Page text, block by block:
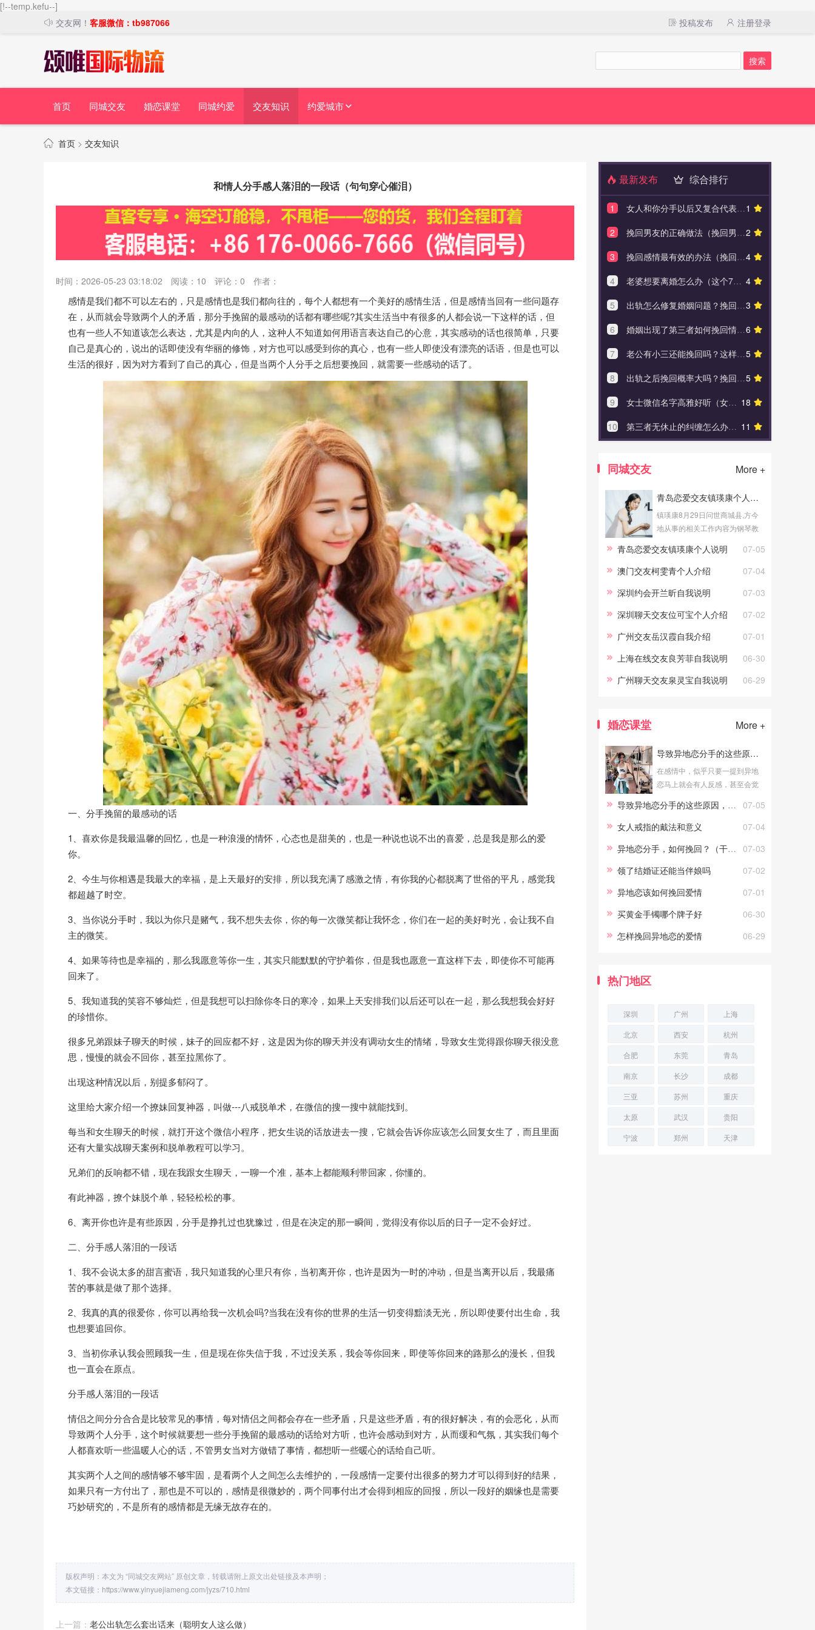
[!--temp.kefu--]
交友网！ 客服微信：tb987066 投稿发布 注册登录
首页 同城交友 婚恋课堂 同城约爱 交友知识 约爱城市
首页 > 交友知识
和情人分手感人落泪的一段话（句句穿心催泪）
时间：2026-05-23 03:18:02 阅读： 10 评论： 0 作者：
感情是我们都不可以左右的，只是感情也是我们都向往的，每个人都想有一个美好的感情生活，但是感情当回有一些问题存
在，从而就会导致两个人的矛盾，那分手挽留的最感动的话都有哪些呢?其实生活当中有很多的人都会说一下这样的话，但
也有一些人不知道该怎么表达，尤其是内向的人，这种人不知道如何用语言表达自己的心意，其实感动的话也很简单，只要
自己是真心的，说出的话即使没有华丽的修饰，对方也可以感受到你的真心，也有一些人即使没有漂亮的话语，但是也可以
生活的很好，因为对方看到了自己的真心，但是当两个人分手之后想要挽回，就需要一些感动的话了。
一、分手挽留的最感动的话
1、喜欢你是我最温馨的回忆，也是一种浪漫的情怀，心态也是甜美的，也是一种说也说不出的喜爱，总是我是那么的爱
你。
2、今生与你相遇是我最大的幸福，是上天最好的安排，所以我充满了感激之情，有你我的心都脱离了世俗的平凡，感觉我
都超越了时空。
3、当你说分手时，我以为你只是赌气，我不想失去你，你的每一次微笑都让我怀念，你们在一起的美好时光，会让我不自
主的微笑。
4、如果等待也是幸福的，那么我愿意等你一生，其实只能默默的守护着你，但是我也愿意一直这样下去，即使你不可能再
回来了。
5、我知道我的笑容不够灿烂，但是我想可以扫除你冬日的寒冷，如果上天安排我们以后还可以在一起，那么我想我会好好
的珍惜你。
很多兄弟跟妹子聊天的时候，妹子的回应都不好，这是因为你的聊天并没有调动女生的情绪，导致女生觉得跟你聊天很没意
思，慢慢的就会不回你，甚至拉黑你了。
出现这种情况以后，别提多郁闷了。
这里给大家介绍一个撩妹回复神器，叫做---八戒脱单术，在微信的搜一搜中就能找到。
每当和女生聊天的时候，就打开这个微信小程序，把女生说的话放进去一搜，它就会告诉你应该怎么回复女生了，而且里面
还有大量实战聊天案例和脱单教程可以学习。
兄弟们的反响都不错，现在我跟女生聊天，一聊一个准，基本上都能顺利带回家，你懂的。
有此神器，撩个妹脱个单，轻轻松松的事。
6、离开你也许是有些原因，分手是挣扎过也犹豫过，但是在决定的那一瞬间，觉得没有你以后的日子一定不会好过。
二、分手感人落泪的一段话
1、我不会说太多的甜言蜜语，我只知道我的心里只有你，当初离开你，也许是因为一时的冲动，但是当离开以后，我最痛
苦的事就是做了那个选择。
2、我真的真的很爱你，你可以再给我一次机会吗?当我在没有你的世界的生活一切变得黯淡无光，所以即使要付出生命，我
也想要追回你。
3、当初你承认我会照顾我一生，但是现在你失信于我，不过没关系，我会等你回来，即使等你回来的路那么的漫长，但我
也一直会在原点。
分手感人落泪的一段话
情侣之间分分合合是比较常见的事情，每对情侣之间都会存在一些矛盾，只是这些矛盾，有的很好解决，有的会恶化，从而
导致两个人分手，这个时候就要想一些分手挽留的最感动的话给对方听，也许会感动到对方，从而缓和气氛，其实我们每个
人都喜欢听一些温暖人心的话，不管男女当对方做错了事情，都想听一些暖心的话给自己听。
其实两个人之间的感情够不够牢固，是看两个人之间怎么去维护的，一段感情一定要付出很多的努力才可以得到好的结果，
如果只有一方付出了，那也是不可以的，感情是很微妙的，两个同事付出才会得到相应的回报，所以一段好的姻缘也是需要
巧妙研究的，不是所有的感情都是无缘无故存在的。
版权声明：本文为 “同城交友网站” 原创文章，转载请附上原文出处链接及本声明；
本文链接： https://www.yinyuejiameng.com/jyzs/710.html
上一篇： 老公出轨怎么套出话来（聪明女人这么做）
最新发布 综合排行
1
1
女人和你分手以后又复合代表什么（往往是这三种情况）
2
2
挽回男友的正确做法（挽回男友最有效的6个方法）
4
3
挽回感情最有效的办法（挽回感情有7大技巧）
4
4
老婆想要离婚怎么办（这个7个建议可以帮到你）
3
5
出轨怎么修复婚姻问题？挽回婚姻只要这三招
6
6
婚姻出现了第三者如何挽回情感？挽回出轨婚姻的三个方法
5
7
老公有小三还能挽回吗？这样做轻松挽回爱情
5
8
出轨之后挽回概率大吗？挽回恋人的最佳方法！
18
9
女士微信名字高雅好听（女人优雅有韵味的网名）
11
10 第三者无休止的纠缠怎么办（如何摆脱烦人的第三者）
同城交友 More +
青岛恋爱交友镇瑛康个人说明
镇瑛康8月29日问世商城县,方今
地从事的相关工作内容为钢琴教
07-05
青岛恋爱交友镇瑛康个人说明
07-04
澳门交友柯雯青个人介绍
07-03
深圳约会开兰昕自我说明
07-02
深圳聊天交友位可宝个人介绍
07-01
广州交友岳汉霞自我介绍
06-30
上海在线交友良芳菲自我说明
06-29
广州聊天交友泉灵宝自我说明
婚恋课堂 More +
导致异地恋分手的这些原因，你犯过吗
在感情中，似乎只要一提到异地
恋马上就会有人反感，甚至会觉
钱，其实在爱情中，真正打败你
们的往往都不是异地恋，异地恋
摧毁他
07-05
导致异地恋分手的这些原因，你犯过吗
07-04
女人戒指的戴法和意义
07-03
异地恋分手，如何挽回？（干货）
07-02
领了结婚证还能当伴娘吗
07-01
异地恋该如何挽回爱情
06-30
买黄金手镯哪个牌子好
06-29
怎样挽回异地恋的爱情
热门地区
深圳 广州
上海
北京
西安
杭州
合肥
东莞
青岛
南京
长沙
成都
三亚
苏州
重庆
太原
武汉
贵阳
宁波
郑州 天津